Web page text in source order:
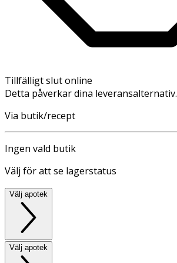
Tillfälligt slut online
Detta påverkar dina leveransalternativ.
Via butik/recept
Ingen vald butik
Välj för att se lagerstatus
Välj apotek
Välj apotek